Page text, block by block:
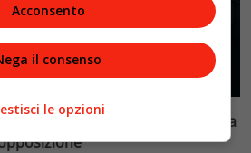
il governo accelera i poteri alla
Acconsento
il consenso
le opzioni